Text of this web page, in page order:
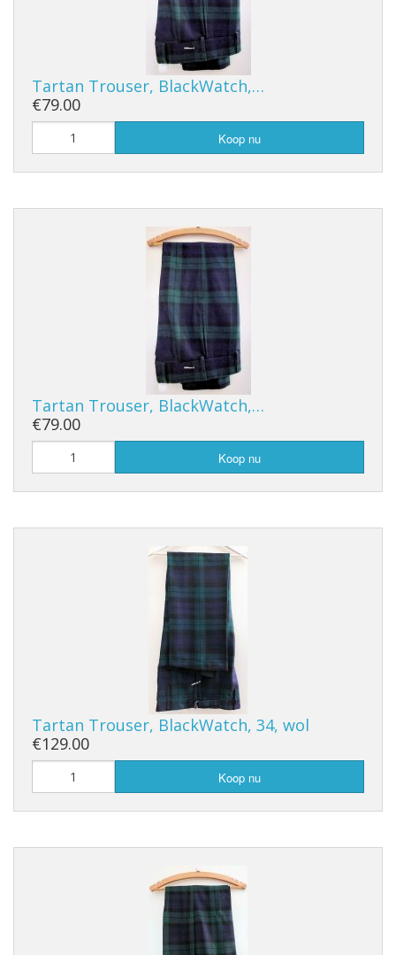
Tartan Trouser, BlackWatch,…
€79.00
Koop nu
Tartan Trouser, BlackWatch,…
€79.00
Koop nu
Tartan Trouser, BlackWatch, 34, wol
€129.00
Koop nu